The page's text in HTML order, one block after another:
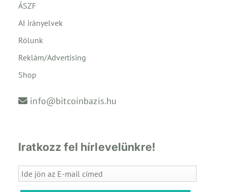
ÁSZF
AI irányelvek
Rólunk
Reklám/Advertising
Shop
info@bitcoinbazis.hu
Iratkozz fel hírlevelünkre!